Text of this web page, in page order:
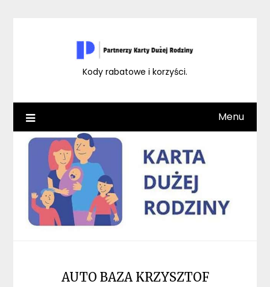
Kody rabatowe i korzyści.
Menu
AUTO BAZA KRZYSZTOF